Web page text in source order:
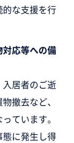
な支援を行
応等への備
居者のご逝
撤去など、
ています。
に発生し得